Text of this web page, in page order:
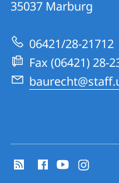
Informationen
zur
Website
Baurecht
35037 Marburg
06421/28-21712
Fax (06421) 28-
Media